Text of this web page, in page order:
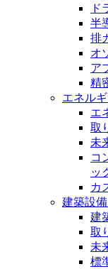
ド
半
排
オ
ア
精
エネル
エ
取
未
コ
ッ
カ
建築設
建
取
未
標